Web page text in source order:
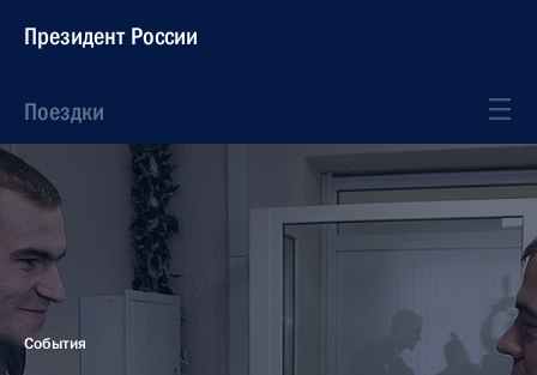
Президент России
Поездки
События